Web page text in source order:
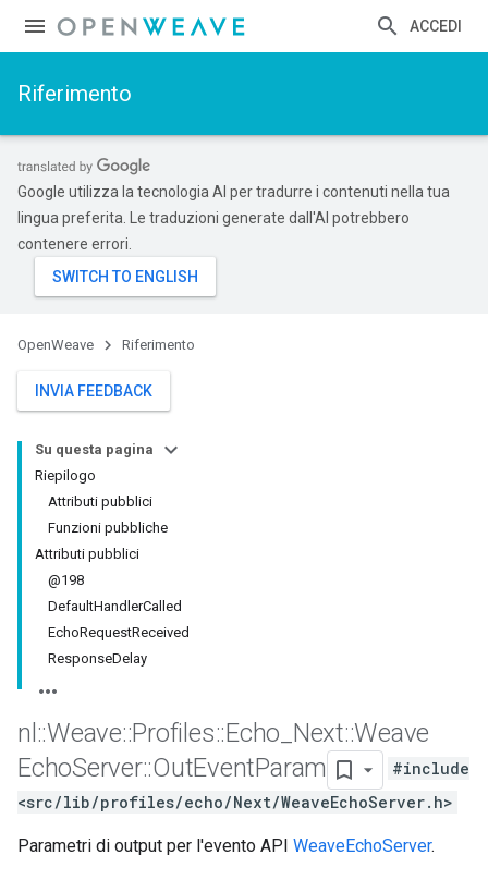
ACCEDI
Riferimento
Google utilizza la tecnologia AI per tradurre i contenuti nella tua
lingua preferita. Le traduzioni generate dall'AI potrebbero
contenere errori.
OpenWeave Riferimento
INVIA FEEDBACK
Su questa pagina
Riepilogo
Attributi pubblici
Funzioni pubbliche
Attributi pubblici
@198
DefaultHandlerCalled
EchoRequestReceived
ResponseDelay
nl ::Weave::Profiles::Echo Next::Weave
EchoServer::OutEventParam
#include
<src/lib/profiles/echo/Next/WeaveEchoServer.h>
Parametri di output per l'evento API WeaveEchoServer.